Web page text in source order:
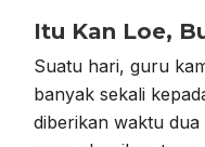
Itu Kan Loe,
Suatu hari, guru
banyak sekali
diberikan waktu